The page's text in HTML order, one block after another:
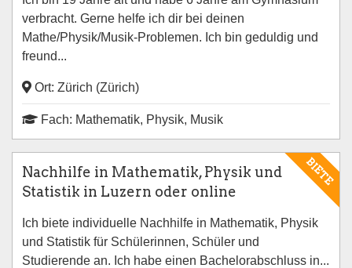
verbracht. Gerne helfe ich dir bei deinen
Mathe/Physik/Musik-Problemen. Ich bin geduldig und
freund...
Ort: Zürich (Zürich)
Fach: Mathematik, Physik, Musik
BIETE
Nachhilfe in Mathematik, Physik und
Statistik in Luzern oder online
Ich biete individuelle Nachhilfe in Mathematik, Physik
und Statistik für Schülerinnen, Schüler und
Studierende an. Ich habe einen Bachelorabschluss in...